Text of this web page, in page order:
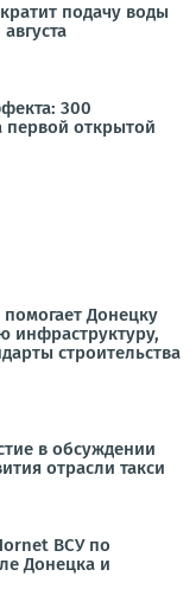
подачу воды
300
первой открытой
Донецку
инфраструктуру,
строительства
в обсуждении
отрасли такси
ВСУ по
Донецка и